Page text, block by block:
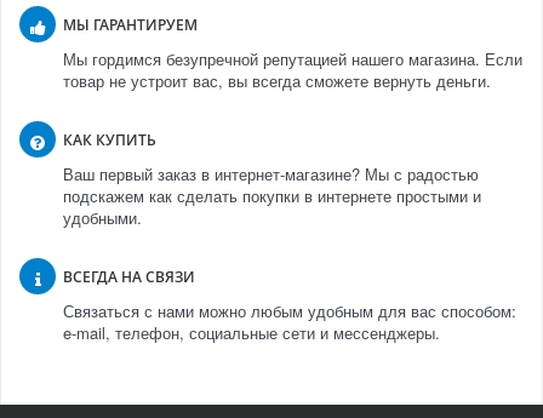
МЫ ГАРАНТИРУЕМ
Мы гордимся безупречной репутацией нашего магазина. Если
товар не устроит вас, вы всегда сможете вернуть деньги.
КАК КУПИТЬ
Ваш первый заказ в интернет-магазине? Мы с радостью
подскажем как сделать покупки в интернете простыми и
удобными.
ВСЕГДА НА СВЯЗИ
Связаться с нами можно любым удобным для вас способом:
e-mail, телефон, социальные сети и мессенджеры.